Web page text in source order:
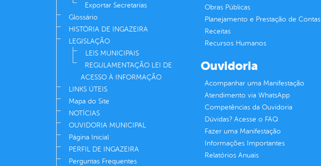
Exportar Secretarias
Glossário
HISTÓRIA DE INGAZEIRA
LEGISLAÇÃO
LEIS MUNICIPAIS
REGULAMENTAÇÃO LEI DE
ACESSO À INFORMAÇÃO
LINKS ÚTEIS
Mapa do Site
NOTÍCIAS
OUVIDORIA MUNICIPAL
Página Inicial
PERFIL DE INGAZEIRA
Perguntas Frequentes
Obras Públicas
Planejamento e Prestação de Contas
Receitas
Recursos Humanos
Ouvidoria
Acompanhar uma Manifestação
Atendimento via WhatsApp
Competências da Ouvidoria
Dúvidas? Acesse o FAQ
Fazer uma Manifestação
Informações Importantes
Relatórios Anuais